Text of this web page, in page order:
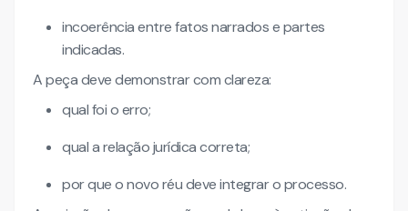
incoerência entre fatos narrados e partes
indicadas.
A peça deve demonstrar com clareza:
qual foi o erro;
qual a relação jurídica correta;
por que o novo réu deve integrar o processo.